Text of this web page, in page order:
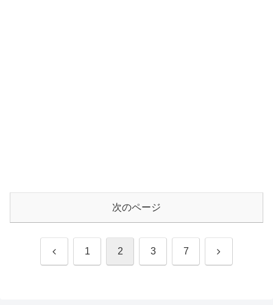
次のページ
前 1 2 3 7 次